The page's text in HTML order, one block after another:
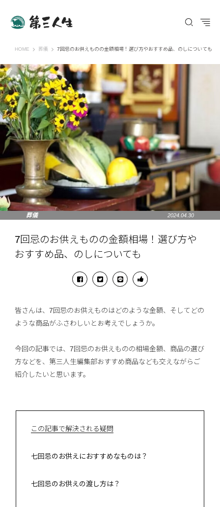
HOME 第三人生 〜寄り道の歩き方〜
葬儀 7回忌のお供えものの金額相場！選び方やおすすめ品、のしについても
葬儀 2024.04.30
7回忌のお供えものの金額相場！選び方や
おすすめ品、のしについても
皆さんは、7回忌のお供えものはどのような金額、そしてどの
ような商品がふさわしいとお考えでしょうか。
今回の記事では、7回忌のお供えものの相場金額、商品の選び
方などを、第三人生編集部おすすめ商品なども交えながらご
紹介したいと思います。
この記事で解決される疑問
七回忌のお供えにおすすめなものは？
七回忌のお供えの渡し方は？